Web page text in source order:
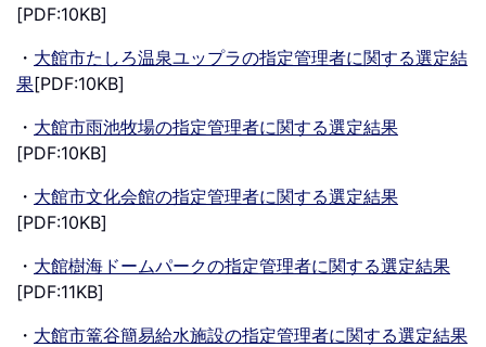
[PDF:10KB]
・ 大館市たしろ温泉ユップラの指定管理者に関する選定結
果[PDF:10KB]
・ 大館市雨池牧場の指定管理者に関する選定結果
[PDF:10KB]
・ 大館市文化会館の指定管理者に関する選定結果
[PDF:10KB]
・ 大館樹海ドームパークの指定管理者に関する選定結果
[PDF:11KB]
・ 大館市篭谷簡易給水施設の指定管理者に関する選定結果